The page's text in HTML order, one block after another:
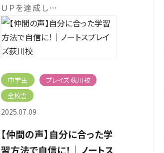
ＵＰを達成し…
中学生
プレイズ 荻川校
全校舎
2025.07.09
【仲間の声】自分に合った学
習方法で自信に！｜ノートス